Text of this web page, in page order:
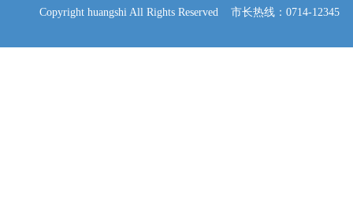
Copyright huangshi All Rights Reserved 市长热线：0714-12345